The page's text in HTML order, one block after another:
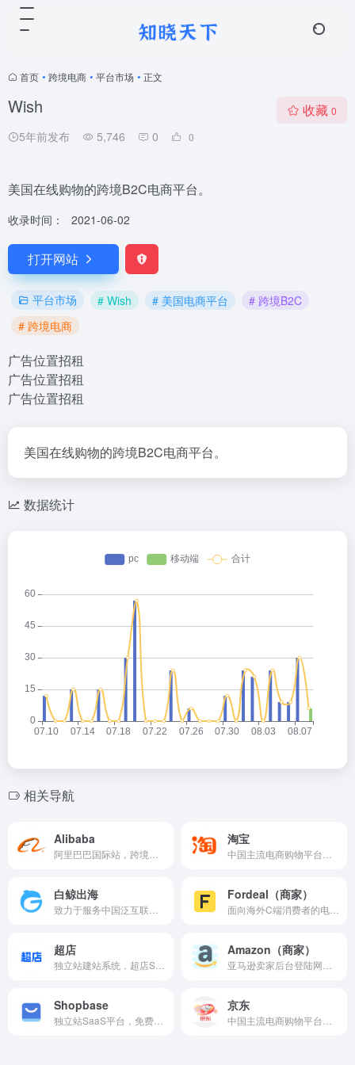
首页 • 跨境电商 • 平台市场 • 正文
Wish
5年前发布 5,746 0 0
收藏 0
美国在线购物的跨境B2C电商平台。
收录时间： 2021-06-02
打开网站
平台市场 # Wish # 美国电商平台
# 跨境B2C
# 跨境电商
广告位置招租
广告位置招租
广告位置招租
美国在线购物的跨境B2C电商平台。
数据统计
相关导航
Alibaba 淘宝
白鲸出海 Fordeal（商家）
超店 Amazon（商家）
Shopbase 京东